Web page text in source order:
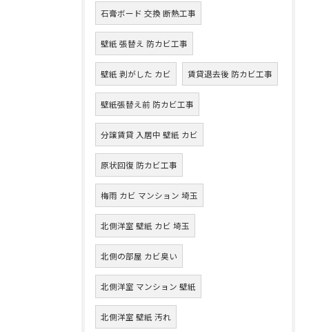
石膏ボード 交換 断熱工事
壁紙 張替え 防カビ工事
壁紙 剥がした カビ 賃貸退去後 防カビ工事
壁紙張替え前 防カビ工事
分譲賃貸 入居中 壁紙 カビ
原状回復 防カビ工事
梅雨 カビ マンション 埼玉
北側洋室 壁紙 カビ 埼玉
北側の部屋 カビ臭い
北側洋室 マンション 壁紙
北側洋室 壁紙 汚れ